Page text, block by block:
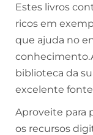
Estes livros
ricos em
que ajuda no
biblioteca da
excelente
Aproveite para
os recursos